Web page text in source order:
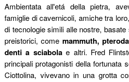
Ambientata all'etá della pietra,
famiglie di cavernicoli, amiche tra
di tecnologie simili alle nostre,
preistorici, comemammuth,
denti a sciabolae altri. Fred
principali protagonisti della fortunata
Ciottolina, vivevano in una grotta